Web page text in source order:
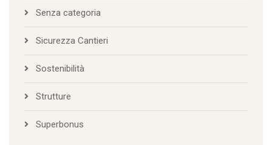
Senza categoria
Sicurezza Cantieri
Sostenibilità
Strutture
Superbonus